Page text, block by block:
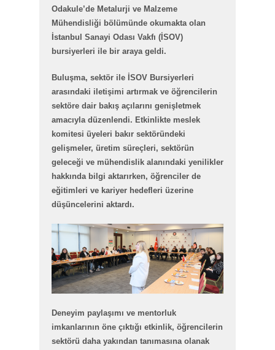
Odakule’de Metalurji ve Malzeme
Mühendisliği bölümünde okumakta olan
İstanbul Sanayi Odası Vakfı (İSOV)
bursiyerleri ile bir araya geldi.
Buluşma, sektör ile İSOV Bursiyerleri
arasındaki iletişimi artırmak ve öğrencilerin
sektöre dair bakış açılarını genişletmek
amacıyla düzenlendi. Etkinlikte meslek
komitesi üyeleri bakır sektöründeki
gelişmeler, üretim süreçleri, sektörün
geleceği ve mühendislik alanındaki yenilikler
hakkında bilgi aktarırken, öğrenciler de
eğitimleri ve kariyer hedefleri üzerine
düşüncelerini aktardı.
Deneyim paylaşımı ve mentorluk
imkanlarının öne çıktığı etkinlik, öğrencilerin
sektörü daha yakından tanımasına olanak